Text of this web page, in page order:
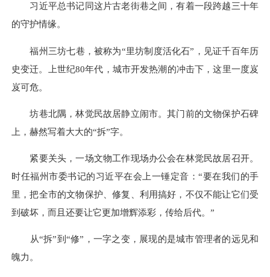
习近平总书记同这片古老街巷之间，有着一段跨越三十年
的守护情缘。
福州三坊七巷，被称为“里坊制度活化石”，见证千百年历
史变迁。上世纪80年代，城市开发热潮的冲击下，这里一度岌
岌可危。
坊巷北隅，林觉民故居静立闹市。其门前的文物保护石碑
上，赫然写着大大的“拆”字。
紧要关头，一场文物工作现场办公会在林觉民故居召开。
时任福州市委书记的习近平在会上一锤定音：“要在我们的手
里，把全市的文物保护、修复、利用搞好，不仅不能让它们受
到破坏，而且还要让它更加增辉添彩，传给后代。”
从“拆”到“修”，一字之变，展现的是城市管理者的远见和
魄力。